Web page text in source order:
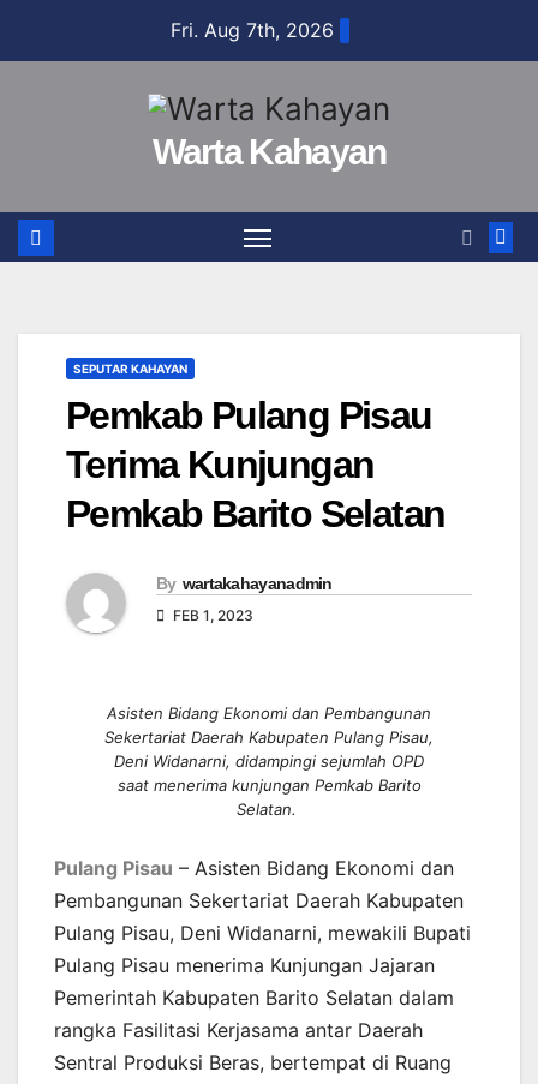
Fri. Aug 7th, 2026
Warta Kahayan
SEPUTAR KAHAYAN
Pemkab Pulang Pisau
Terima Kunjungan
Pemkab Barito Selatan
By wartakahayanadmin
FEB 1, 2023
Asisten Bidang Ekonomi dan Pembangunan
Sekertariat Daerah Kabupaten Pulang Pisau,
Deni Widanarni, didampingi sejumlah OPD
saat menerima kunjungan Pemkab Barito
Selatan.
Pulang Pisau – Asisten Bidang Ekonomi dan
Pembangunan Sekertariat Daerah Kabupaten
Pulang Pisau, Deni Widanarni, mewakili Bupati
Pulang Pisau menerima Kunjungan Jajaran
Pemerintah Kabupaten Barito Selatan dalam
rangka Fasilitasi Kerjasama antar Daerah
Sentral Produksi Beras, bertempat di Ruang